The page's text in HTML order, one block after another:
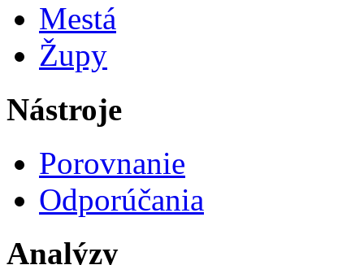
Mestá
Župy
Nástroje
Porovnanie
Odporúčania
Analýzy